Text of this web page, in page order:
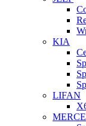
KIA
LIFAN